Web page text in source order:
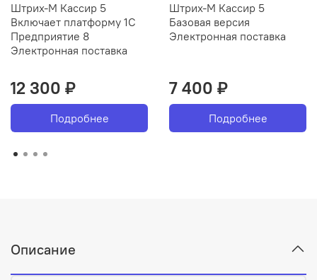
Штрих-М Кассир 5
Включает платформу 1C
Предприятие 8
Электронная поставка
12 300 ₽
Подробнее
Штрих-М Кассир 5
Базовая версия
Электронная поставка
7 400 ₽
Подробнее
Описание